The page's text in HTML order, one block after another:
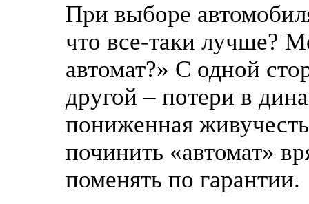
При выборе
что все-таки лучше?
автомат?» С одной
другой – потери в
пониженная
починить «автомат»
поменять по гарантии.